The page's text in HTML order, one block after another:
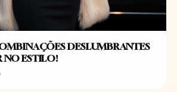
DESLUMBRANTES
NO ESTILO!